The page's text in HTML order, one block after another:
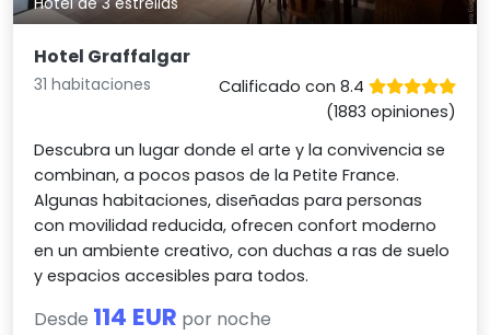
Hotel Graffalgar
31 habitaciones
Calificado con 8.4
(1883 opiniones)
Descubra un lugar donde el arte y la convivencia se
combinan, a pocos pasos de la Petite France.
Algunas habitaciones, diseñadas para personas
con movilidad reducida, ofrecen confort moderno
en un ambiente creativo, con duchas a ras de suelo
y espacios accesibles para todos.
Desde 114 EUR por noche